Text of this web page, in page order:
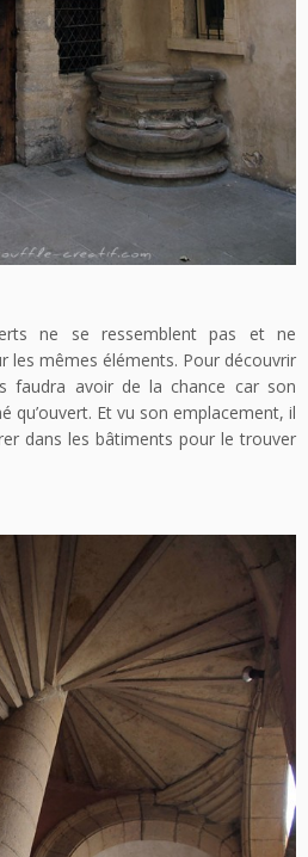
ne se ressemblent pas et ne
les mêmes éléments. Pour découvrir
faudra avoir de la chance car son
qu’ouvert. Et vu son emplacement, il
dans les bâtiments pour le trouver